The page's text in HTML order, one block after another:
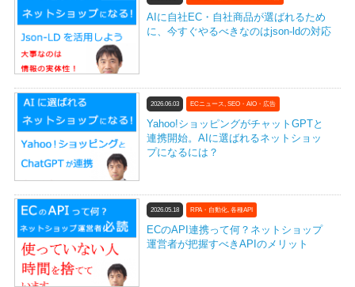
AIに自社EC・自社商品が選ばれるため
に、今すぐやるべきなのはjson-ldの対応
2026.06.03 ECニュース SEO・AIO・広告
Yahoo!ショッピングがチャットGPTと
連携開始。AIに選ばれるネットショッ
プになるには？
2026.05.18 RPA・自動化, 各種API
ECのAPI連携って何？ネットショップ
運営者が把握すべきAPIのメリット